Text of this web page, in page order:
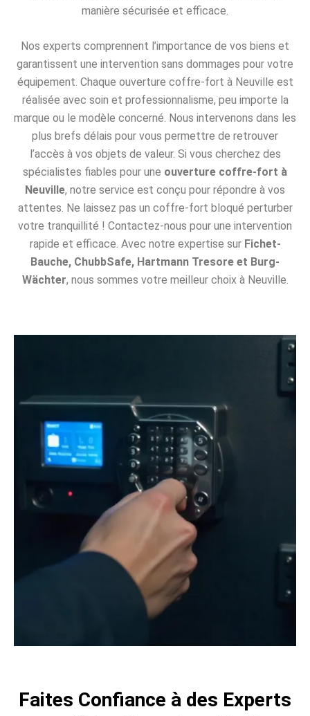
manière sécurisée et efficace.
Nos experts comprennent l’importance de vos biens et
garantissent une intervention sans dommages pour votre
équipement. Chaque ouverture coffre-fort à Neuville est
réalisée avec soin et professionnalisme, peu importe la
marque ou le modèle concerné. Nous intervenons dans les
plus brefs délais pour vous permettre de retrouver
l’accès à vos objets de valeur. Si vous cherchez des
spécialistes fiables pour une ouverture coffre-fort à
Neuville, notre service est conçu pour répondre à vos
attentes. Ne laissez pas un coffre-fort bloqué perturber
votre tranquillité ! Contactez-nous pour une intervention
rapide et efficace. Avec notre expertise sur Fichet-
Bauche, ChubbSafe, Hartmann Tresore et Burg-
Wächter, nous sommes votre meilleur choix à Neuville.
Faites Confiance à des Experts